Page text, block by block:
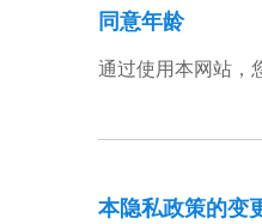
同意年龄
通过使用本网站，
本隐私政策的变